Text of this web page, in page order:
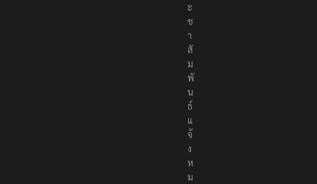
ะ
ช
า
สั
ม
พั
น
ธ์
แ
จ้
ง
ห
ม